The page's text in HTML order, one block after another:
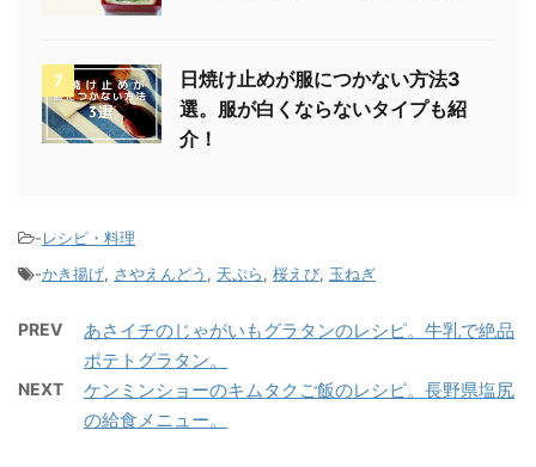
7
日焼け止めが服につかない方法3
選。服が白くならないタイプも紹
介！
-レシピ・料理
-かき揚げ, さやえんどう , 天ぷら, 桜えび, 玉ねぎ
PREV
あさイチのじゃがいもグラタンのレシピ。牛乳で絶品
ポテトグラタン。
NEXT
ケンミンショーのキムタクご飯のレシピ。長野県塩尻
の給食メニュー。